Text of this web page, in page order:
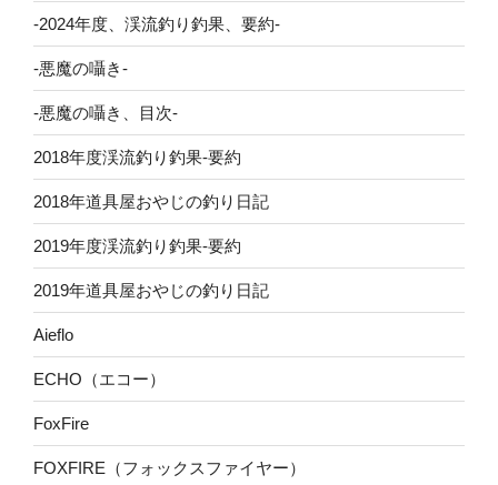
-2024年度、渓流釣り釣果、要約-
-悪魔の囁き-
-悪魔の囁き、目次-
2018年度渓流釣り釣果-要約
2018年道具屋おやじの釣り日記
2019年度渓流釣り釣果-要約
2019年道具屋おやじの釣り日記
Aieflo
ECHO（エコー）
FoxFire
FOXFIRE（フォックスファイヤー）